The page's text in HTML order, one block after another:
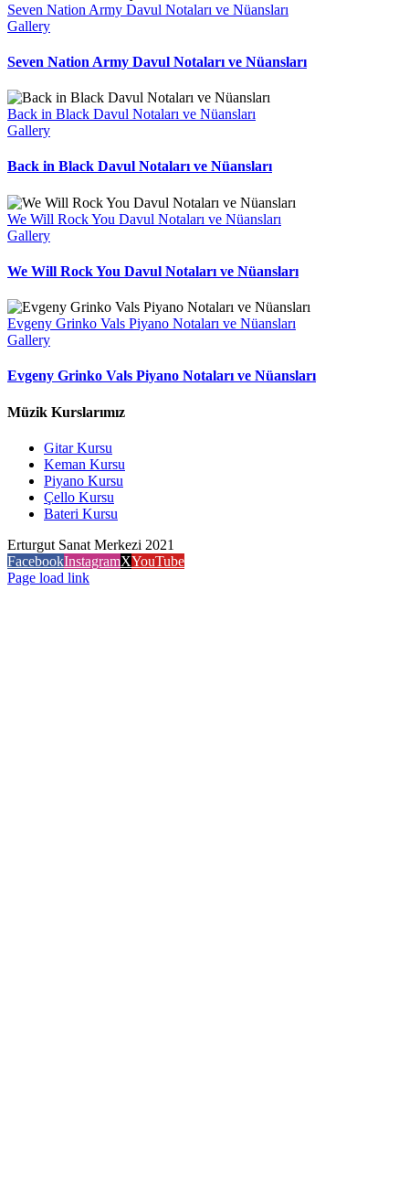
Seven Nation Army Davul Notaları ve Nüansları
Gallery
Seven Nation Army Davul Notaları ve Nüansları
Back in Black Davul Notaları ve Nüansları
Gallery
Back in Black Davul Notaları ve Nüansları
We Will Rock You Davul Notaları ve Nüansları
Gallery
We Will Rock You Davul Notaları ve Nüansları
Evgeny Grinko Vals Piyano Notaları ve Nüansları
Gallery
Evgeny Grinko Vals Piyano Notaları ve Nüansları
Müzik Kurslarımız
Gitar Kursu
Keman Kursu
Piyano Kursu
Çello Kursu
Bateri Kursu
Erturgut Sanat Merkezi 2021
FacebookInstagramXYouTube
Page load link